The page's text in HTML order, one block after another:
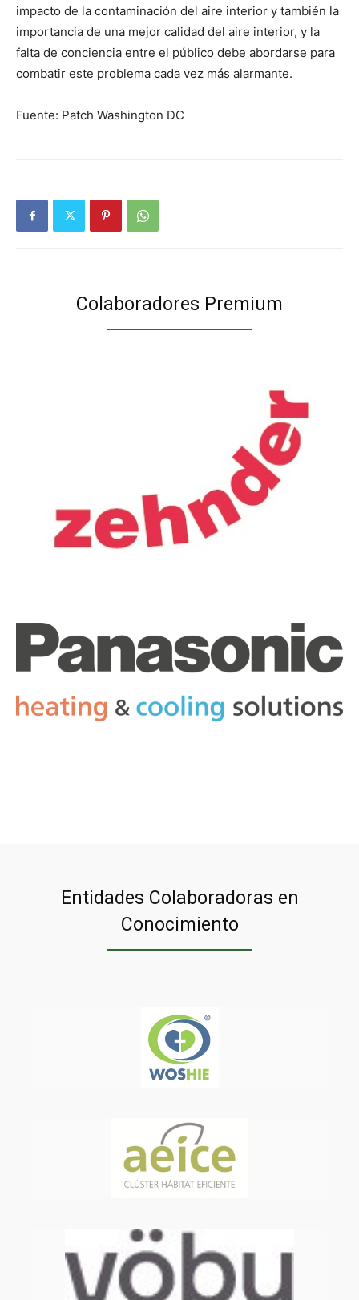
impacto de la contaminación del aire interior y también la
importancia de una mejor calidad del aire interior, y la
falta de conciencia entre el público debe abordarse para
combatir este problema cada vez más alarmante.
Fuente: Patch Washington DC
Colaboradores Premium
Entidades Colaboradoras en
Conocimiento